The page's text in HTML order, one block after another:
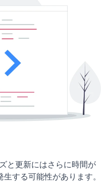
と更新にはさらに時間が
する可能性があります。